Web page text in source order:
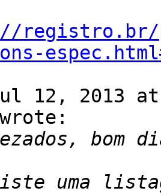
registro.br/
12, 2013 at
uma